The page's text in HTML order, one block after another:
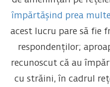
împărtășind prea
acest lucru pare să fie
respondenților;
recunoscut că au
cu străini, în cadrul